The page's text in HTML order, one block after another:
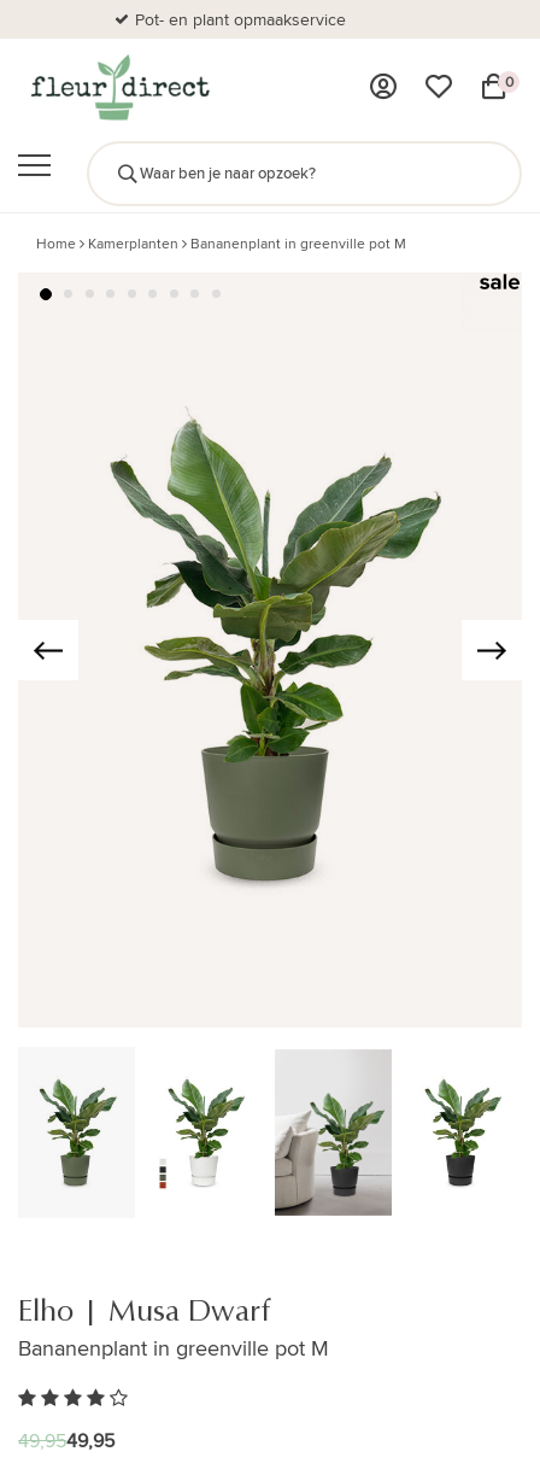
Pot- en plant opmaakservice
0
Home Kamerplanten Bananenplant in greenville pot M
Elho | Musa Dwarf
Bananenplant in greenville pot M
49,9549,95